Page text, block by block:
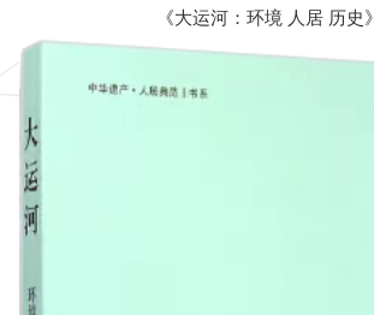
《大运河：环境 人居 历史》